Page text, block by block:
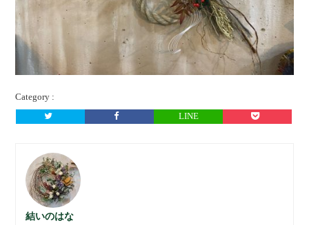
Category :
LINE
結いのはな